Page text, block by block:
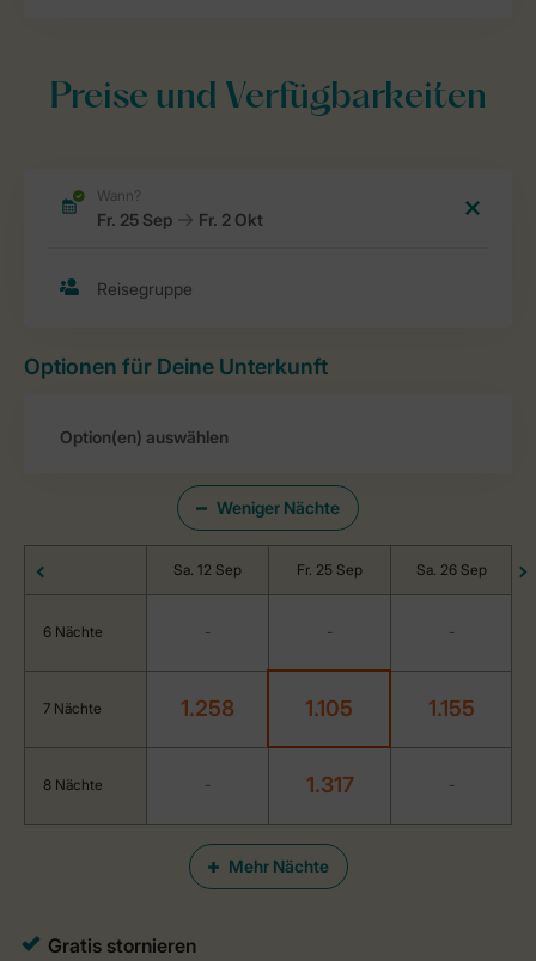
Preise und Verfügbarkeiten
Optionen für Deine Unterkunft
Weniger Nächte
Mehr Nächte
Sa. 12 Sep Fr. 25 Sep Sa. 26 Sep
6 Nächte - - -
7 Nächte 1.258 1.105 1.155
8 Nächte - 1.317 -